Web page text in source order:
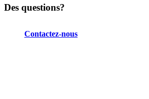
Des questions?
Contactez-nous